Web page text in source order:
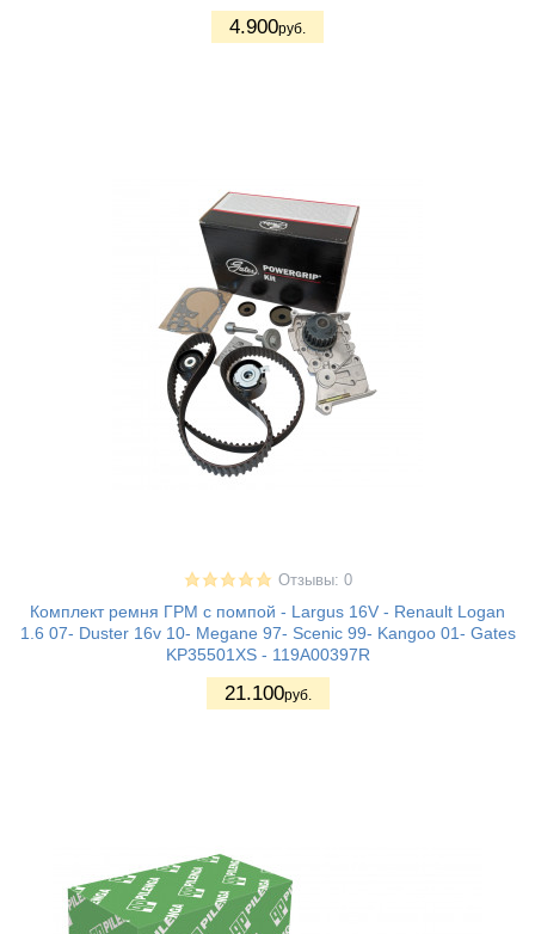
4.900руб.
Отзывы: 0
Комплект ремня ГРМ с помпой - Largus 16V - Renault Logan
1.6 07- Duster 16v 10- Megane 97- Scenic 99- Kangoo 01- Gates
KP35501XS - 119A00397R
21.100руб.